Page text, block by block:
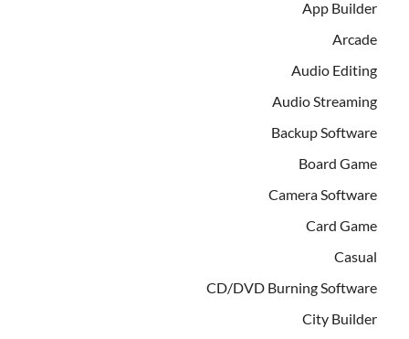
App Builder
Arcade
Audio Editing
Audio Streaming
Backup Software
Board Game
Camera Software
Card Game
Casual
CD/DVD Burning Software
City Builder